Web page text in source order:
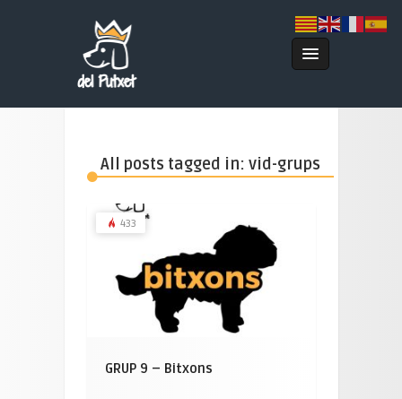
All posts tagged in: vid-grups
433
GRUP 9 – Bitxons